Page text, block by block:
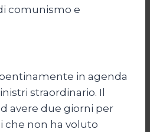
comunismo e
in agenda
straordinario. Il
avere due giorni per
che non ha voluto